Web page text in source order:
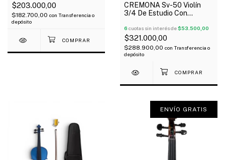
$203.000,00
$182.700,00 con Transferencia o
depósito
CREMONA Sv-50 Violín
3/4 De Estudio Con
6 cuotas sin interés de$53.500,00
$321.000,00
$288.900,00 con Transferencia o
depósito
ENVÍO GRATIS